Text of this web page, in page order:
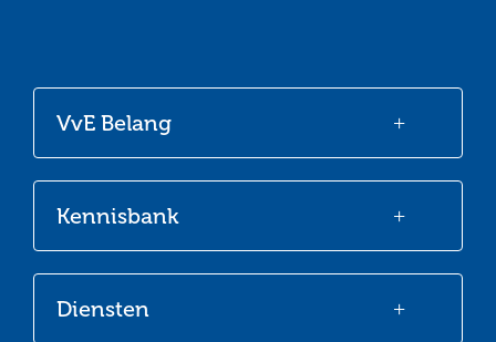
Diensten
Kennisbank
VvE Belang
Facebook